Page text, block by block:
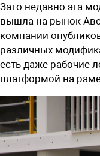
Зато недавно эта
вышла на рынок
компании
различных
есть даже рабочие
платформой на